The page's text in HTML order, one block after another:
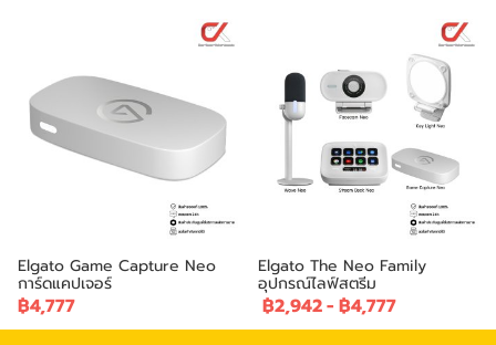
Elgato Game Capture Neo
การ์ดแคปเจอร์
฿4,777
Elgato The Neo Family
อุปกรณ์ไลฟ์สตรีม
฿2,942- ฿4,777